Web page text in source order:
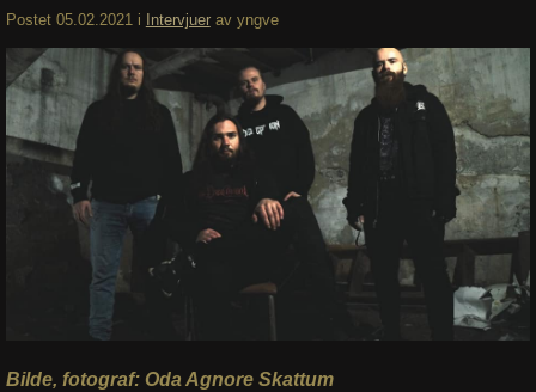
Postet 05.02.2021 i Intervjuer av yngve
Bilde, fotograf: Oda Agnore Skattum